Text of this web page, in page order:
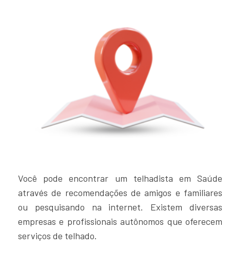
Você pode encontrar um telhadista em Saúde
através de recomendações de amigos e familiares
ou pesquisando na internet. Existem diversas
empresas e profissionais autônomos que oferecem
serviços de telhado.